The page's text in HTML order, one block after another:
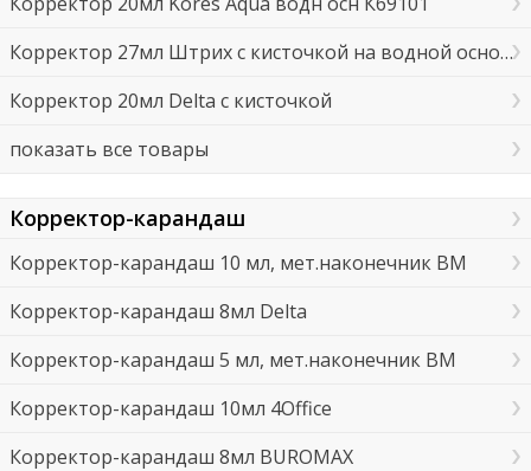
Корректор 27мл Штрих с кисточкой на водной основе
Корректор 20мл Delta с кисточкой
показать все товары
Корректор-карандаш
Корректор-карандаш 10 мл, мет.наконечник ВМ
Корректор-карандаш 8мл Delta
Корректор-карандаш 5 мл, мет.наконечник ВМ
Корректор-карандаш 10мл 4Office
Корректор-карандаш 8мл BUROMAX